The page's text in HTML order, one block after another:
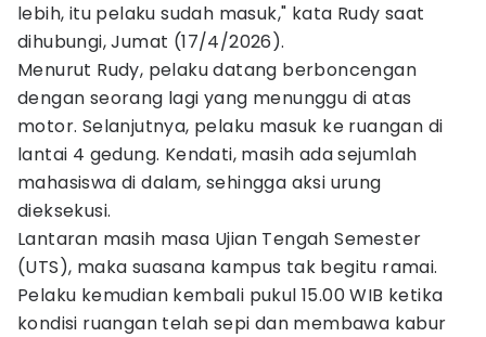
lebih, itu pelaku sudah masuk," kata Rudy saat
dihubungi, Jumat (17/4/2026).
Menurut Rudy, pelaku datang berboncengan
dengan seorang lagi yang menunggu di atas
motor. Selanjutnya, pelaku masuk ke ruangan di
lantai 4 gedung. Kendati, masih ada sejumlah
mahasiswa di dalam, sehingga aksi urung
dieksekusi.
Lantaran masih masa Ujian Tengah Semester
(UTS), maka suasana kampus tak begitu ramai.
Pelaku kemudian kembali pukul 15.00 WIB ketika
kondisi ruangan telah sepi dan membawa kabur